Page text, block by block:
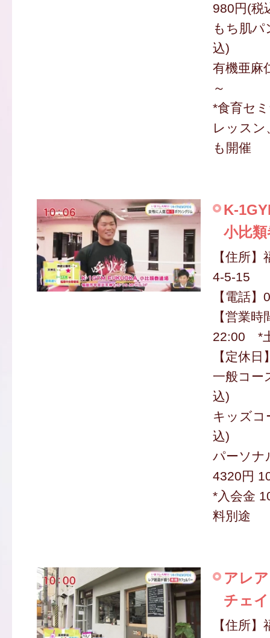
980円(税
もち肌パ
込)
有機亜麻
～
*食育セ
レッスン
も開催
K-
小比
【住所
4-5-15
【電話
【営業
22:00 *
【定休日
一般コー
込)
キッズコ
込)
パーソナ
4320円
*入会金
料別途
アレ
チェ
【住所